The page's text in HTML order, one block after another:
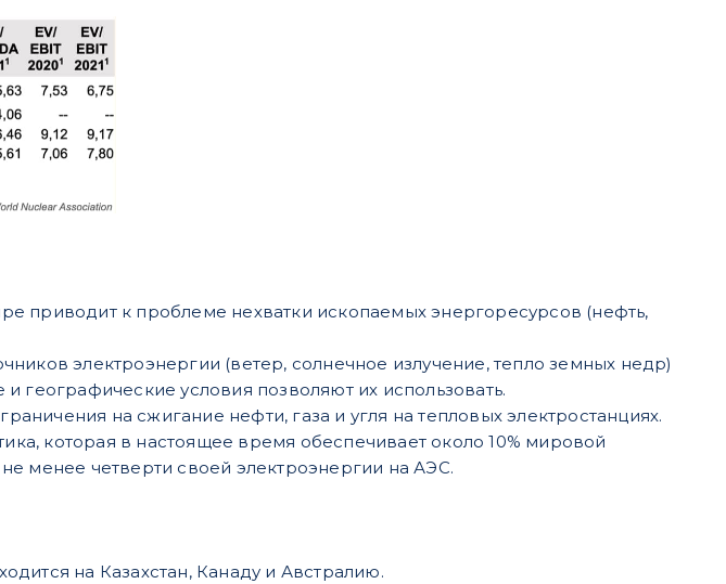
приводит к проблеме нехватки ископаемых энергоресурсов (нефть,
электроэнергии (ветер, солнечное излучение, тепло земных недр)
географические условия позволяют их использовать.
на сжигание нефти, газа и угля на тепловых электростанциях.
которая в настоящее время обеспечивает около 10% мировой
менее четверти своей электроэнергии на АЭС.
на Казахстан, Канаду и Австралию.